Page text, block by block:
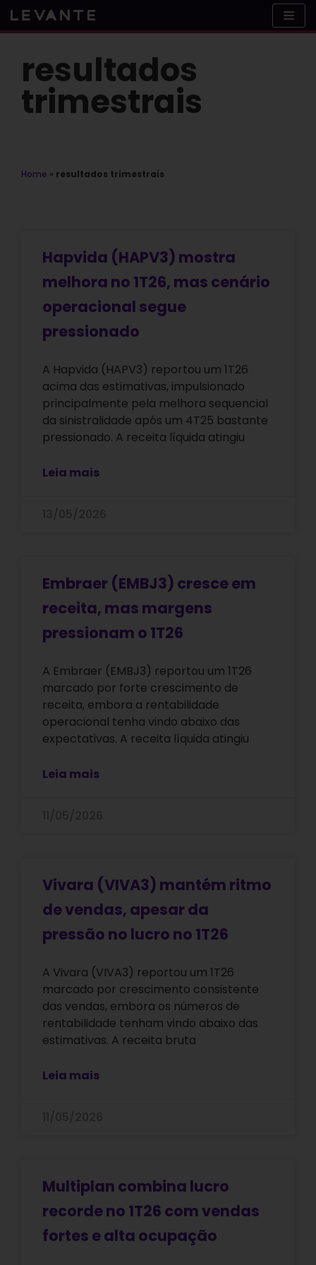
Skip
to
resultados
trimestrais
Home » resultados trimestrais
Hapvida (HAPV3) mostra
melhora no 1T26, mas cenário
operacional segue
pressionado
A Hapvida (HAPV3) reportou um 1T26
acima das estimativas, impulsionado
principalmente pela melhora sequencial
da sinistralidade após um 4T25 bastante
pressionado. A receita líquida atingiu
Leia mais
Embraer (EMBJ3) cresce em
receita, mas margens
pressionam o 1T26
A Embraer (EMBJ3) reportou um 1T26
marcado por forte crescimento de
receita, embora a rentabilidade
operacional tenha vindo abaixo das
expectativas. A receita líquida atingiu
Leia mais
Vivara (VIVA3) mantém ritmo
de vendas, apesar da
pressão no lucro no 1T26
A Vivara (VIVA3) reportou um 1T26
marcado por crescimento consistente
das vendas, embora os números de
rentabilidade tenham vindo abaixo das
estimativas. A receita bruta
Leia mais
Multiplan combina lucro
recorde no 1T26 com vendas
fortes e alta ocupação